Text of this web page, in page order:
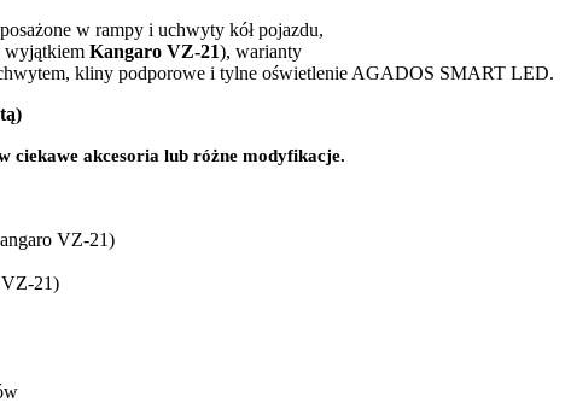
w rampy i uchwyty kół pojazdu,
wyjątkiem Kangaro VZ-21), warianty
kliny podporowe i tylne oświetlenie AGADOS SMART LED.
ciekawe akcesoria lub różne modyfikacje.
VZ-21)
VZ-21)